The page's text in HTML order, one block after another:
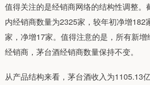
值得关注的是经销商网络的结构性调整。
内经销商数量为2325家，较年初净增182
家，净增17家。值得注意的是，所有新
经销商，茅台酒经销商数量保持不变。
从产品结构来看，茅台酒收入为1105.13